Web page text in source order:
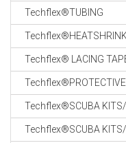
Techflex®TUBING
Techflex® LACING
Techflex®SCUBA
Techflex®SCUBA